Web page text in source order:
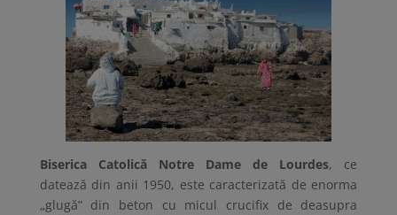
Biserica Catolică Notre Dame de Lourdes, ce
datează din anii 1950, este caracterizată de enorma
„glugă” din beton cu micul crucifix de deasupra